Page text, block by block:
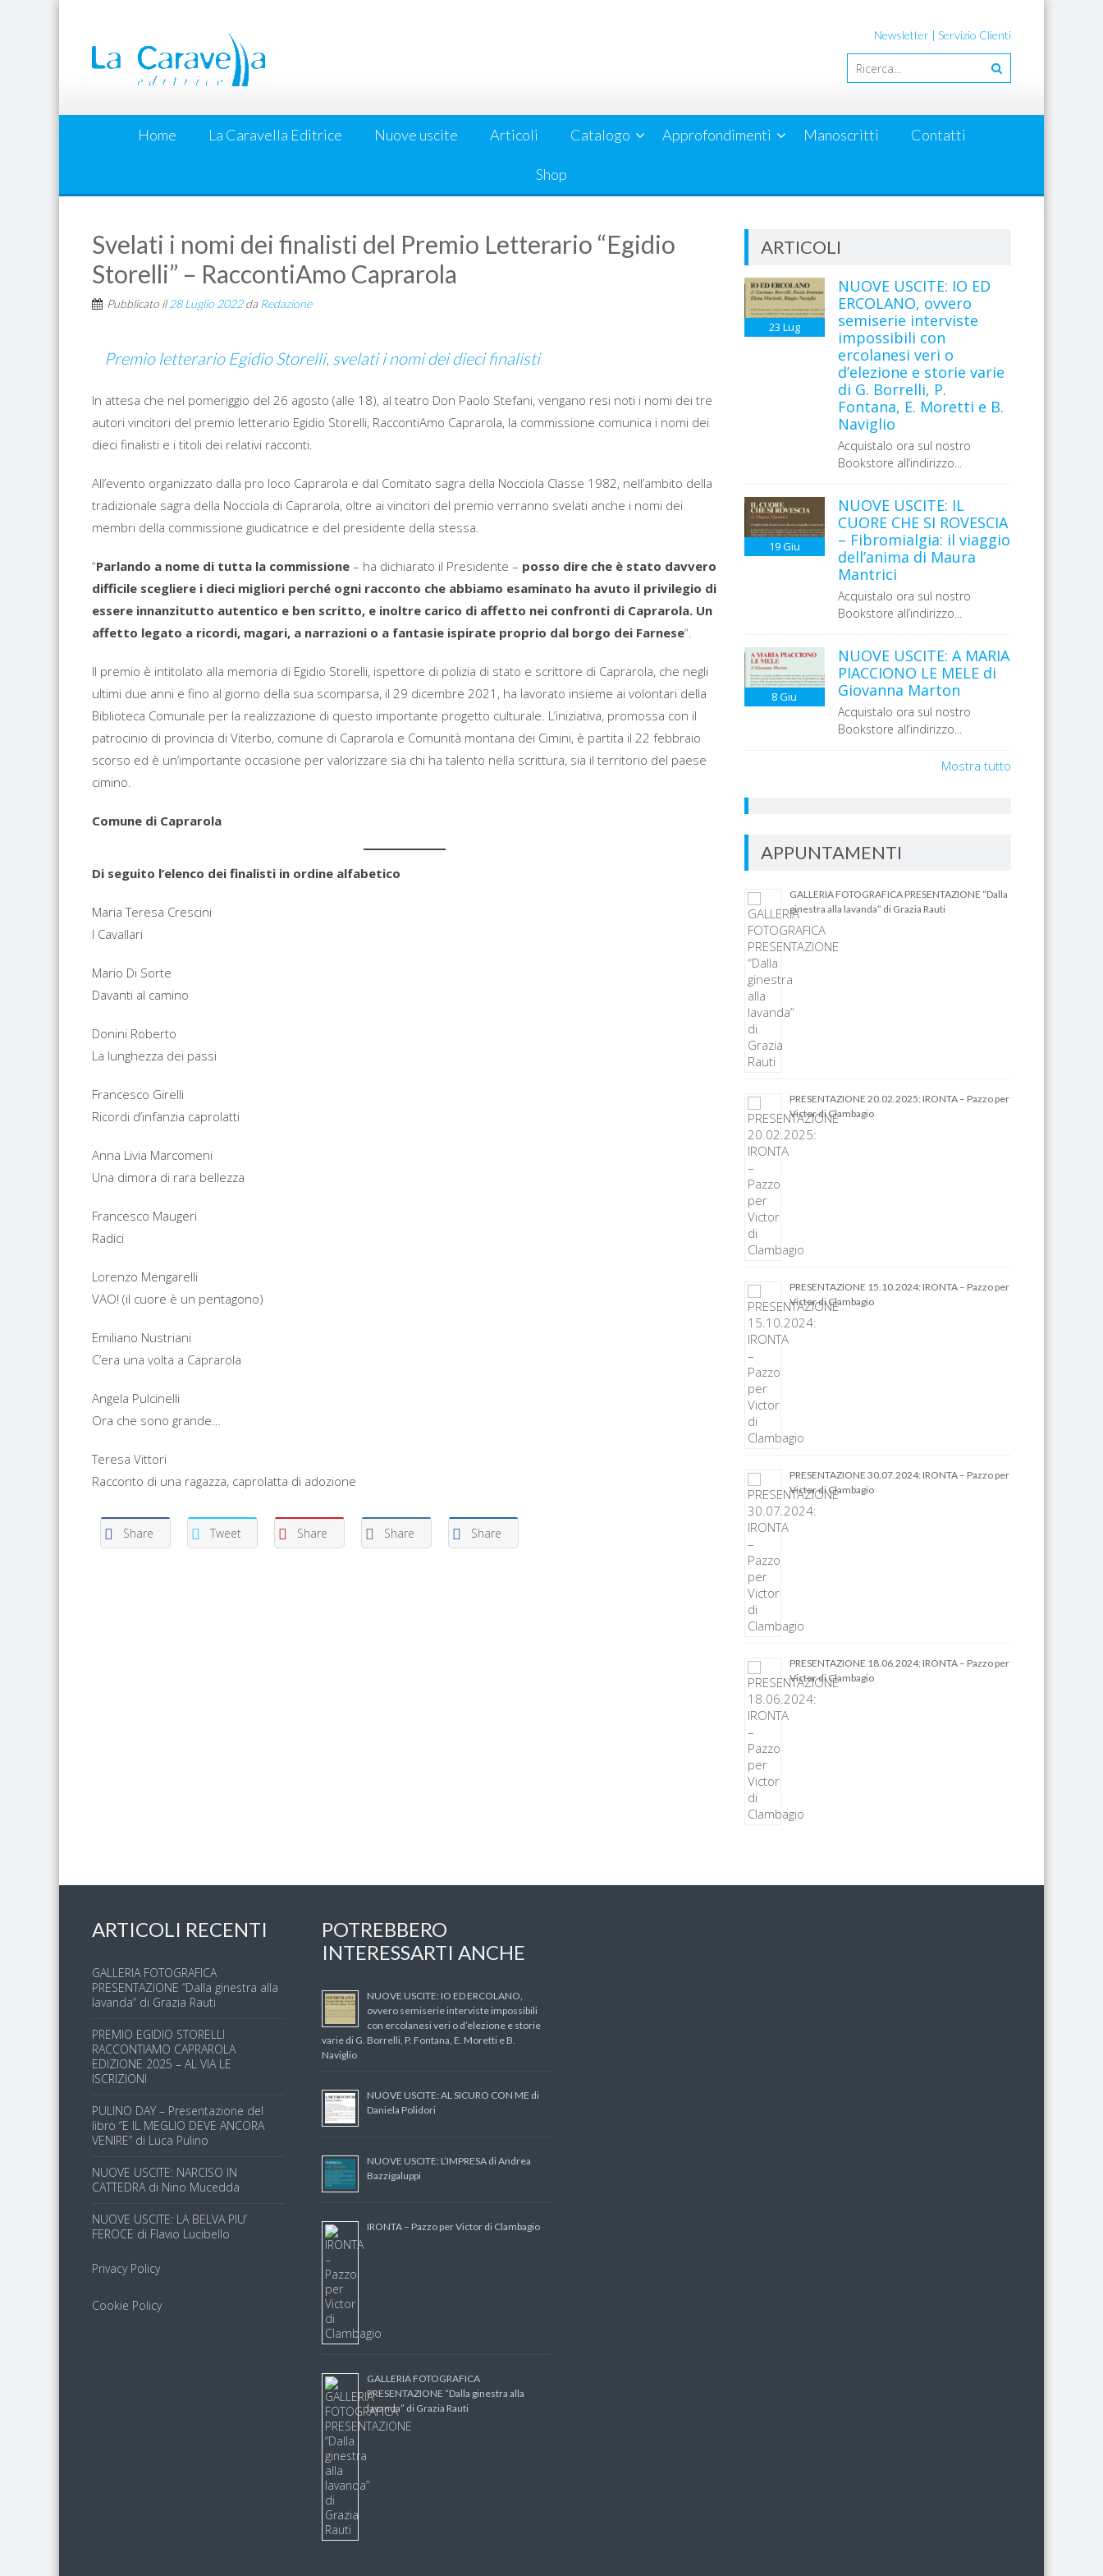
Newsletter | Servizio Clienti
Home La Caravella Editrice Nuove uscite Articoli Catalogo Approfondimenti Manoscritti Contatti
Shop
Svelati i nomi dei finalisti del Premio Letterario “Egidio
Storelli” – RaccontiAmo Caprarola
Pubblicato il28 Luglio 2022da Redazione
Premio letterario Egidio Storelli, svelati i nomi dei dieci finalisti
In attesa che nel pomeriggio del 26 agosto (alle 18), al teatro Don Paolo Stefani, vengano resi noti i nomi dei tre
autori vincitori del premio letterario Egidio Storelli, RaccontiAmo Caprarola, la commissione comunica i nomi dei
dieci finalisti e i titoli dei relativi racconti.
All’evento organizzato dalla pro loco Caprarola e dal Comitato sagra della Nocciola Classe 1982, nell’ambito della
tradizionale sagra della Nocciola di Caprarola, oltre ai vincitori del premio verranno svelati anche i nomi dei
membri della commissione giudicatrice e del presidente della stessa.
“Parlando a nome di tutta la commissione – ha dichiarato il Presidente – posso dire che è stato davvero
difficile scegliere i dieci migliori perché ogni racconto che abbiamo esaminato ha avuto il privilegio di
essere innanzitutto autentico e ben scritto, e inoltre carico di affetto nei confronti di Caprarola. Un
affetto legato a ricordi, magari, a narrazioni o a fantasie ispirate proprio dal borgo dei Farnese“.
Il premio è intitolato alla memoria di Egidio Storelli, ispettore di polizia di stato e scrittore di Caprarola, che negli
ultimi due anni e fino al giorno della sua scomparsa, il 29 dicembre 2021, ha lavorato insieme ai volontari della
Biblioteca Comunale per la realizzazione di questo importante progetto culturale. L’iniziativa, promossa con il
patrocinio di provincia di Viterbo, comune di Caprarola e Comunità montana dei Cimini, è partita il 22 febbraio
scorso ed è un’importante occasione per valorizzare sia chi ha talento nella scrittura, sia il territorio del paese
cimino.
Comune di Caprarola
Di seguito l’elenco dei finalisti in ordine alfabetico
Maria Teresa Crescini
I Cavallari
Mario Di Sorte
Davanti al camino
Donini Roberto
La lunghezza dei passi
Francesco Girelli
Ricordi d’infanzia caprolatti
Anna Livia Marcomeni
Una dimora di rara bellezza
Francesco Maugeri
Radici
Lorenzo Mengarelli
VAO! (il cuore è un pentagono)
Emiliano Nustriani
C’era una volta a Caprarola
Angela Pulcinelli
Ora che sono grande…
Teresa Vittori
Racconto di una ragazza, caprolatta di adozione
Share Tweet Share Share Share
ARTICOLI
23 Lug
NUOVE USCITE: IO ED
ERCOLANO, ovvero
semiserie interviste
impossibili con
ercolanesi veri o
d’elezione e storie varie
di G. Borrelli, P.
Fontana, E. Moretti e B.
Naviglio
Acquistalo ora sul nostro
Bookstore all’indirizzo...
19Giu
NUOVE USCITE: IL
CUORE CHE SI ROVESCIA
– Fibromialgia: il viaggio
dell’anima di Maura
Mantrici
Acquistalo ora sul nostro
Bookstore all’indirizzo...
8Giu
NUOVE USCITE: A MARIA
PIACCIONO LE MELE di
Giovanna Marton
Acquistalo ora sul nostro
Bookstore all’indirizzo...
Mostra tutto
APPUNTAMENTI
GALLERIA FOTOGRAFICA PRESENTAZIONE “Dalla
ginestra alla lavanda” di Grazia Rauti
PRESENTAZIONE 20.02.2025: IRONTA – Pazzo per
Victor di Clambagio
PRESENTAZIONE 15.10.2024: IRONTA – Pazzo per
Victor di Clambagio
PRESENTAZIONE 30.07.2024: IRONTA – Pazzo per
Victor di Clambagio
PRESENTAZIONE 18.06.2024: IRONTA – Pazzo per
Victor di Clambagio
ARTICOLI RECENTI
GALLERIA FOTOGRAFICA
PRESENTAZIONE “Dalla ginestra alla
lavanda” di Grazia Rauti
PREMIO EGIDIO STORELLI
RACCONTIAMO CAPRAROLA
EDIZIONE 2025 – AL VIA LE
ISCRIZIONI
PULINO DAY – Presentazione del
libro “E IL MEGLIO DEVE ANCORA
VENIRE” di Luca Pulino
NUOVE USCITE: NARCISO IN
CATTEDRA di Nino Mucedda
NUOVE USCITE: LA BELVA PIU’
FEROCE di Flavio Lucibello
Privacy Policy
Cookie Policy
POTREBBERO
INTERESSARTI ANCHE
NUOVE USCITE: IO ED ERCOLANO,
ovvero semiserie interviste impossibili
con ercolanesi veri o d’elezione e storie
varie di G. Borrelli, P. Fontana, E. Moretti e B.
Naviglio
NUOVE USCITE: AL SICURO CON ME di
Daniela Polidori
NUOVE USCITE: L’IMPRESA di Andrea
Bazzigaluppi
IRONTA – Pazzo per Victor di Clambagio
GALLERIA FOTOGRAFICA
PRESENTAZIONE “Dalla ginestra alla
lavanda” di Grazia Rauti